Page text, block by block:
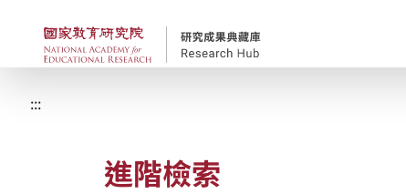
跳到主要內容國家教育研究院-研究
:::
進階檢索